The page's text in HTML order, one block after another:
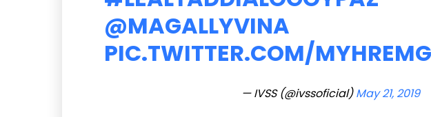
@MAGALLYVINA
PIC.TWITTER.COM/
— IVSS (@ivssoficial)May 21, 2019